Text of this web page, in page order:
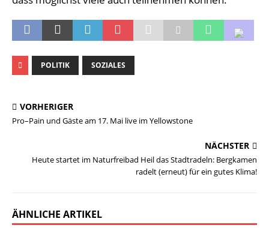
POLITIK SOZIALES
VORHERIGER
Pro–Pain und Gäste am 17. Mai live im Yellowstone
NÄCHSTER
Heute startet im Naturfreibad Heil das Stadtradeln: Bergkamen
radelt (erneut) für ein gutes Klima!
ÄHNLICHE ARTIKEL